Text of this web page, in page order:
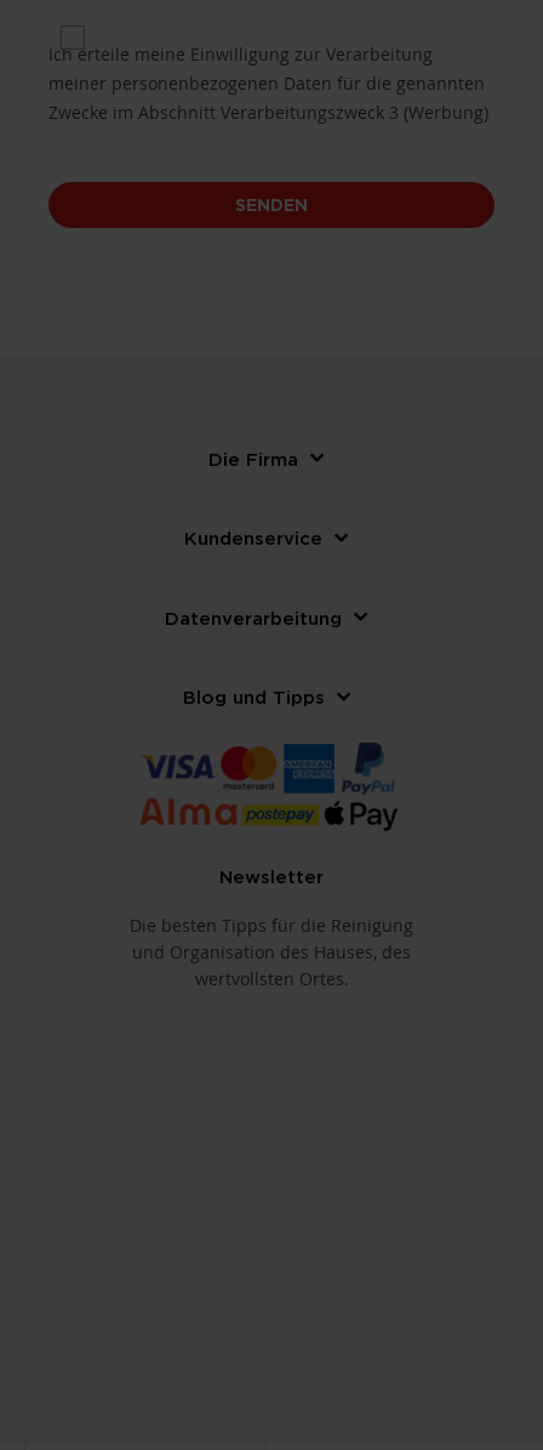
Privacy 3 for Purposes of processing B.3
Ich erteile meine Einwilligung zur Verarbeitung
meiner personenbezogenen Daten für die genannten
Zwecke im Abschnitt Verarbeitungszweck 3 (Werbung)
SENDEN
Die Firma
Kundenservice
Datenverarbeitung
Blog und Tipps
Newsletter
Die besten Tipps für die Reinigung
und Organisation des Hauses, des
wertvollsten Ortes.